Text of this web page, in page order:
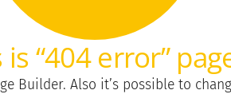
is “404 error”
Builder. Also it’s possible to